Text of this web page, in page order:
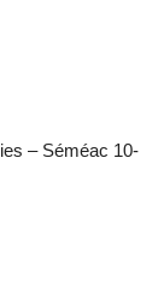
– Séméac 10-